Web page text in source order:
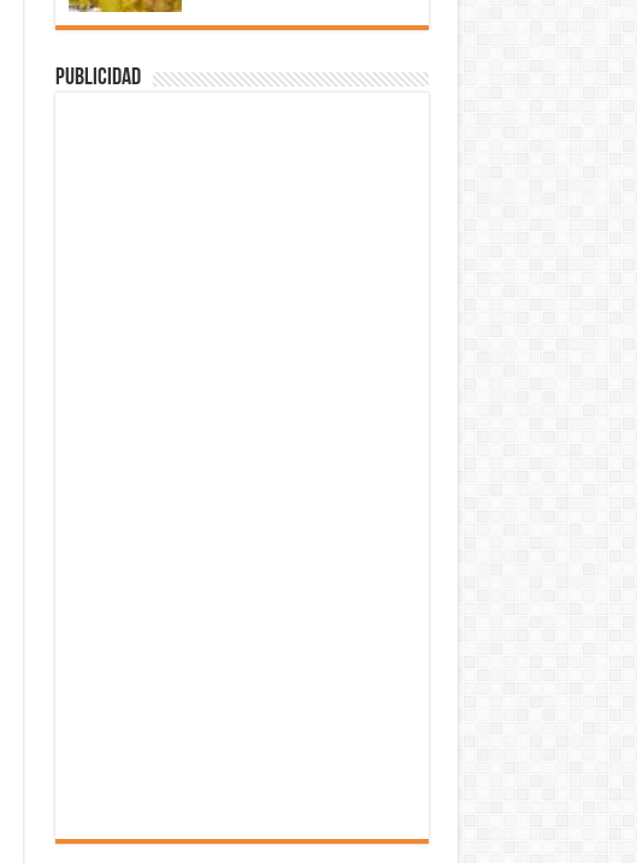
Publicidad